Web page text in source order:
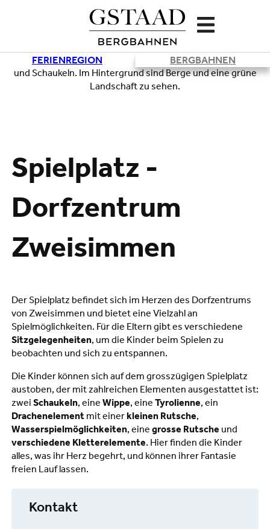
FERIENREGION BERGBAHNEN
Spielplatz -
Dorfzentrum
Zweisimmen
Der Spielplatz befindet sich im Herzen des Dorfzentrums
von Zweisimmen und bietet eine Vielzahl an
Spielmöglichkeiten. Für die Eltern gibt es verschiedene
Sitzgelegenheiten, um die Kinder beim Spielen zu
beobachten und sich zu entspannen.
Die Kinder können sich auf dem grosszügigen Spielplatz
austoben, der mit zahlreichen Elementen ausgestattet ist:
zwei Schaukeln, eine Wippe, eine Tyrolienne, ein
Drachenelement mit einerkleinen Rutsche,
Wasserspielmöglichkeiten, eine grosse Rutsche und
verschiedene Kletterelemente. Hier finden die Kinder
alles, was ihr Herz begehrt, und können ihrer Fantasie
freien Lauf lassen.
Kontakt